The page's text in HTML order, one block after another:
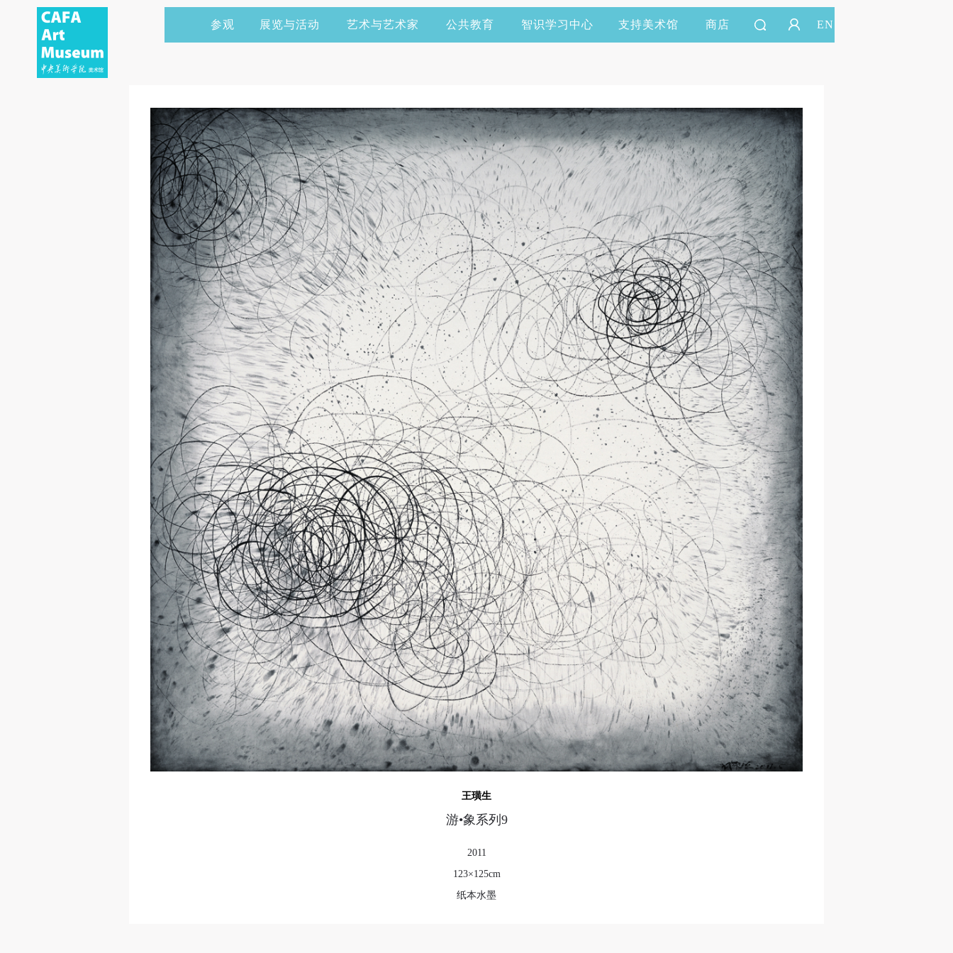
参观 展览与活动 艺术与艺术家 公共教育 智识学习中心 支持美术馆 商店 EN
展览回顾
数字美术馆
资讯
艺术出版
CAFAM 体验
捐赠
志愿者
合作伙伴
举办活动
王璜生
游•象系列9
2011
123×125cm
纸本水墨
快捷登录 帐号密码登录
手机号码 发送验证码
手机号码将作为您的登录账号
验证码
登录
可使用雅昌艺术网会员账户登录